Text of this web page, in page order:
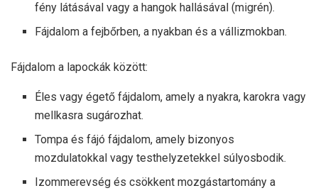
fény látásával vagy a hangok hallásával (migrén).
Fájdalom a fejbőrben, a nyakban és a vállizmokban.
Fájdalom a lapockák között:
Éles vagy égető fájdalom, amely a nyakra, karokra vagy
mellkasra sugározhat.
Tompa és fájó fájdalom, amely bizonyos
mozdulatokkal vagy testhelyzetekkel súlyosbodik.
Izommerevség és csökkent mozgástartomány a